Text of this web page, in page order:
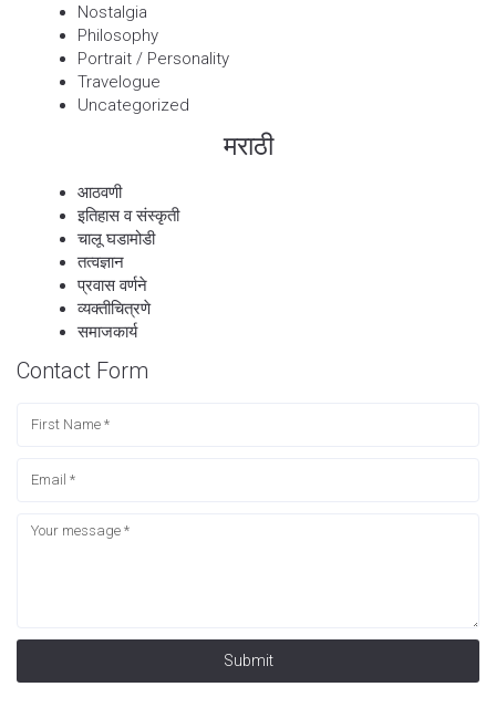
Nostalgia
Philosophy
Portrait / Personality
Travelogue
Uncategorized
मराठी
आठवणी
इतिहास व संस्कृती
चालू घडामोडी
तत्वज्ञान
प्रवास वर्णने
व्यक्तीचित्रणे
समाजकार्य
Contact Form
Submit